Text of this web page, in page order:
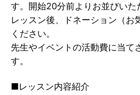
す。開始20分前よりお並びいた
レッスン後、ドネーション（お
ください。
先生やイベントの活動費に当て
す。
■レッスン内容紹介